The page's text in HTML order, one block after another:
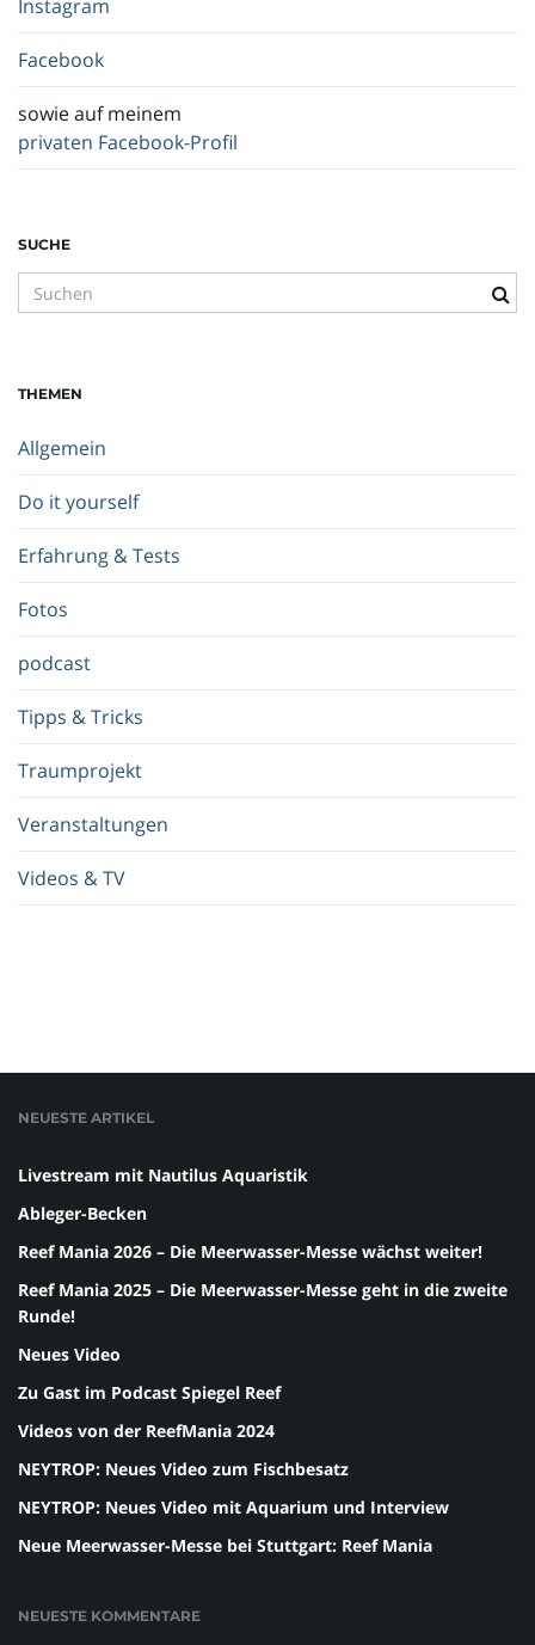
Instagram
Facebook
sowie auf meinem
privaten Facebook-Profil
SUCHE
u
b
g
i
f
.
.
.
THEMEN
Allgemein
Do it yourself
Erfahrung & Tests
Fotos
podcast
Tipps & Tricks
Traumprojekt
Veranstaltungen
Videos & TV
NEUESTE ARTIKEL
Livestream mit Nautilus Aquaristik
Ableger-Becken
Reef Mania 2026 – Die Meerwasser-Messe wächst weiter!
Reef Mania 2025 – Die Meerwasser-Messe geht in die zweite
Runde!
Neues Video
Zu Gast im Podcast Spiegel Reef
Videos von der ReefMania 2024
NEYTROP: Neues Video zum Fischbesatz
NEYTROP: Neues Video mit Aquarium und Interview
Neue Meerwasser-Messe bei Stuttgart: Reef Mania
NEUESTE KOMMENTARE